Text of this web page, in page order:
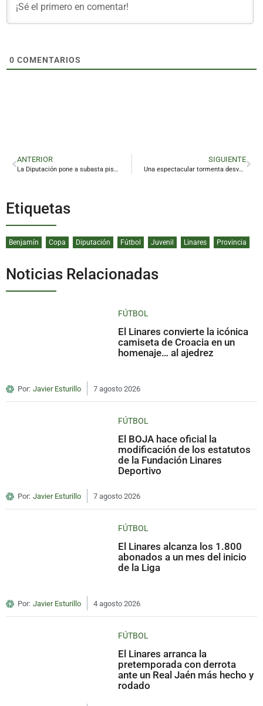
0 COMENTARIOS
ANTERIOR
La Diputación pone a subasta pisos, parcelas y garajes en Linares a precio reducido
SIGUIENTE
Una espectacular tormenta desvela a los linarenses
Etiquetas
Benjamín Copa Diputación Fútbol Juvenil Linares Provincia
Noticias Relacionadas
FÚTBOL
El Linares convierte la icónica
camiseta de Croacia en un
homenaje… al ajedrez
Por: Javier Esturillo 7 agosto 2026
FÚTBOL
El BOJA hace oficial la
modificación de los estatutos
de la Fundación Linares
Deportivo
Por: Javier Esturillo 7 agosto 2026
FÚTBOL
El Linares alcanza los 1.800
abonados a un mes del inicio
de la Liga
Por: Javier Esturillo 4 agosto 2026
FÚTBOL
El Linares arranca la
pretemporada con derrota
ante un Real Jaén más hecho y
rodado